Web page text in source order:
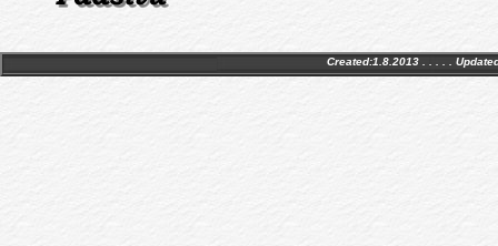
Created:1.8.2013 . . . . .